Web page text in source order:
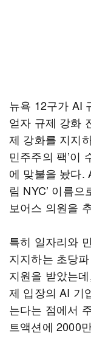
뉴욕 12구가 AI
얻자 규제 강화
제 강화를 지지
민주주의 팩’이
에 맞불을 놨다.
림 NYC’ 이름
보어스 의원을
특히 일자리와
지지하는 초당
지원을 받았는
제 입장의 AI 기
는다는 점에서
트액션에 2000